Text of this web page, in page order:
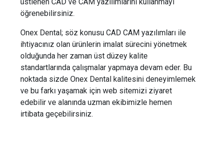
öğrenebilirsiniz.
Onex Dental; söz konusu CAD CAM yazılımları ile
ihtiyacınız olan ürünlerin imalat sürecini yönetmek
olduğunda her zaman üst düzey kalite
standartlarında çalışmalar yapmaya devam eder. Bu
noktada sizde Onex Dental kalitesini deneyimlemek
ve bu farkı yaşamak için web sitemizi ziyaret
edebilir ve alanında uzman ekibimizle hemen
irtibata geçebilirsiniz.